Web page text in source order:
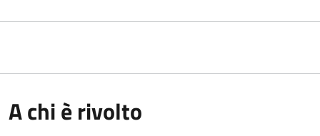
A chi è rivolto